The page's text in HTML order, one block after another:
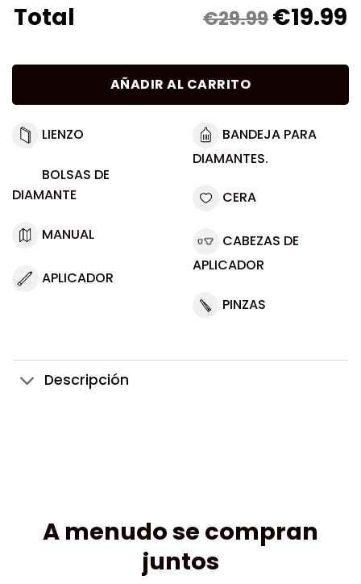
Total €29.99€19.99
AÑADIR AL CARRITO
LIENZO
BOLSAS DE
DIAMANTE
MANUAL
APLICADOR
BANDEJA PARA
DIAMANTES.
CERA
CABEZAS DE
APLICADOR
PINZAS
Descripción
A menudo se compran
juntos